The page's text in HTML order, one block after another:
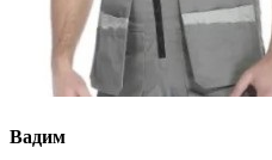
Вадим